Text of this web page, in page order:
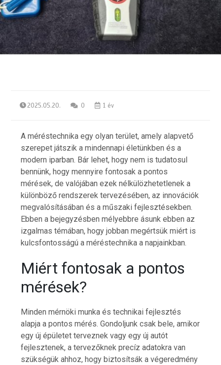
2025.05.20. 0 1 év
A méréstechnika egy olyan terület, amely alapvető
szerepet játszik a mindennapi életünkben és a
modern iparban. Bár lehet, hogy nem is tudatosul
bennünk, hogy mennyire fontosak a pontos
mérések, de valójában ezek nélkülözhetetlenek a
különböző rendszerek tervezésében, az innovációk
megvalósításában és a műszaki fejlesztésekben.
Ebben a bejegyzésben mélyebbre ásunk ebben az
izgalmas témában, hogy jobban megértsük miért is
kulcsfontosságú a méréstechnika a napjainkban.
Miért fontosak a pontos
mérések?
Minden mérnöki munka és technikai fejlesztés
alapja a pontos mérés. Gondoljunk csak bele, amikor
egy új épületet terveznek vagy egy új autót
fejlesztenek, a tervezőknek precíz adatokra van
szükségük ahhoz, hogy biztosítsák a végeredmény